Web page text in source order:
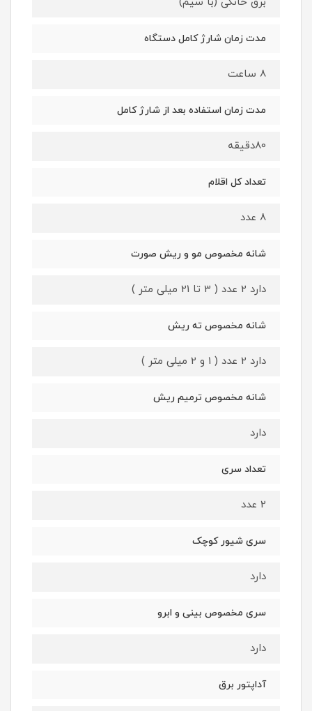
مدت زمان شارژ کامل دستگاه
8 ساعت
مدت زمان استفاده بعد از شارژ کامل
80دقیقه
تعداد کل اقلام
8 عدد
شانه مخصوص مو و ریش صورت
دارد 2 عدد ( 3 تا 21 میلی متر )
شانه مخصوص ته ریش
دارد 2 عدد ( 1 و 2 میلی متر )
شانه مخصوص ترمیم ریش
دارد
تعداد سری
2 عدد
سری شیور کوچک
دارد
سری مخصوص بینی و ابرو
دارد
آداپتور برق